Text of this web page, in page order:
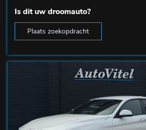
Is dit uw droomauto?
Plaats zoekopdracht